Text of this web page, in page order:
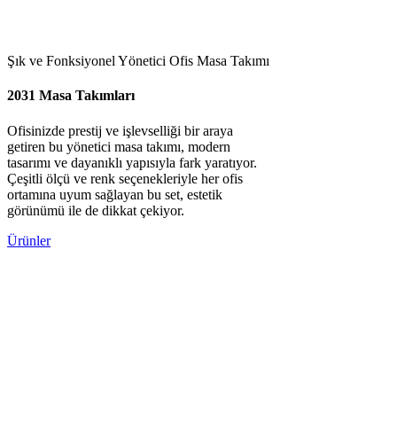
Şık ve Fonksiyonel Yönetici Ofis Masa Takımı
2031 Masa Takımları
Ofisinizde prestij ve işlevselliği bir araya
getiren bu yönetici masa takımı, modern
tasarımı ve dayanıklı yapısıyla fark yaratıyor.
Çeşitli ölçü ve renk seçenekleriyle her ofis
ortamına uyum sağlayan bu set, estetik
görünümü ile de dikkat çekiyor.
Ürünler